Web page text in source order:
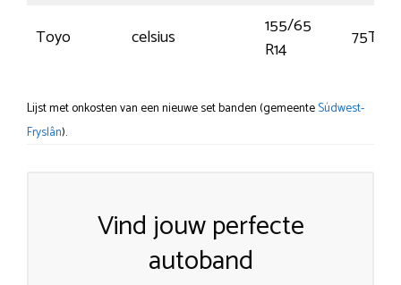
Toyo celsius
155/65
R14
75T
Lijst met onkosten van een nieuwe set banden (gemeenteSúdwest-
Fryslân).
Vind jouw perfecte
autoband